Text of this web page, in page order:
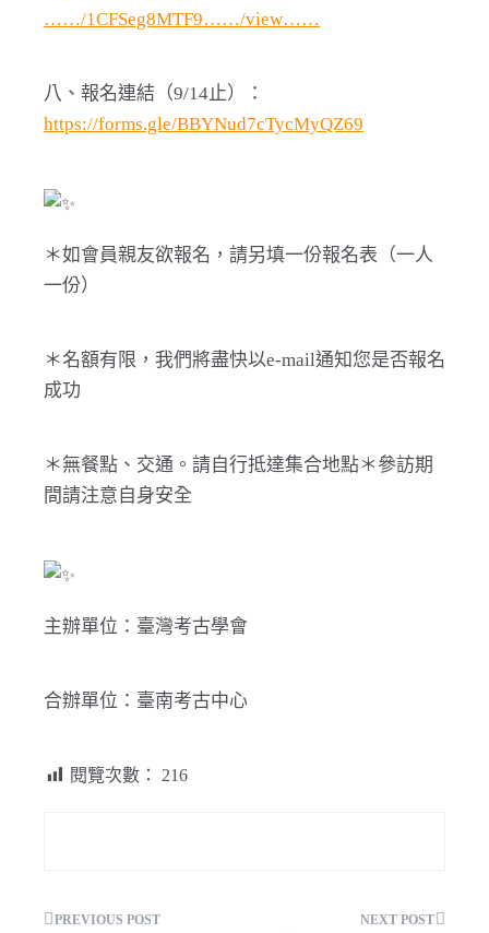
……/1CFSeg8MTF9……/view……
八、報名連結（9/14止）：
https://forms.gle/BBYNud7cTycMyQZ69
＊如會員親友欲報名，請另填一份報名表（一人
一份）
＊名額有限，我們將盡快以e-mail通知您是否報名
成功
＊無餐點、交通。請自行抵達集合地點＊參訪期
間請注意自身安全
主辦單位：臺灣考古學會
合辦單位：臺南考古中心
閱覽次數： 216